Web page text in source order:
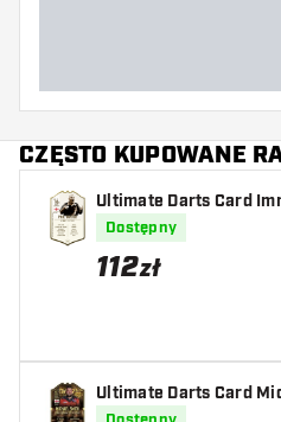
CZĘSTO KUPOWANE
Ultimate Darts Card
aylor
Dostępny
112zł
Ultimate Darts Card
orld Champion